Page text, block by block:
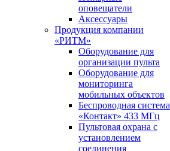
оповещатели
Аксессуары
Продукция компании
«РИТМ»
Оборудование для
организации пульта
Оборудование для
мониторинга
мобильных объектов
Беспроводная система
«Контакт» 433 МГц
Пультовая охрана с
установлением
соединения